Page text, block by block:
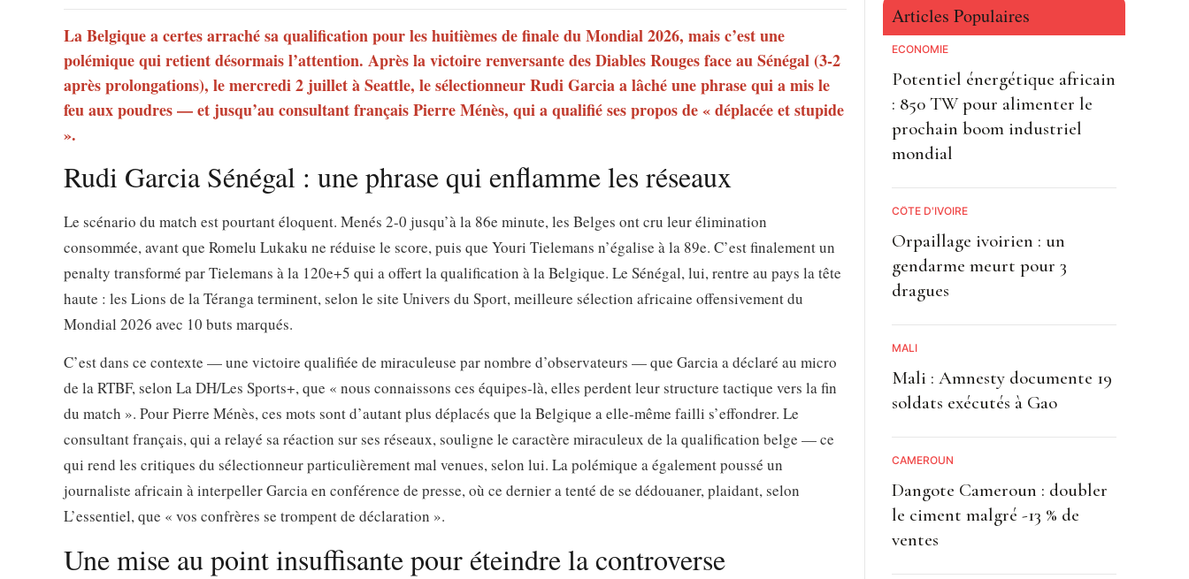
La Belgique a certes arraché sa qualification pour les huitièmes de finale du Mondial 2026, mais c’est une
polémique qui retient désormais l’attention. Après la victoire renversante des Diables Rouges face au Sénégal (3-2
après prolongations), le mercredi 2 juillet à Seattle, le sélectionneur Rudi Garcia a lâché une phrase qui a mis le
feu aux poudres — et jusqu’au consultant français Pierre Ménès, qui a qualifié ses propos de « déplacée et stupide
».
Rudi Garcia Sénégal : une phrase qui enflamme les réseaux
Le scénario du match est pourtant éloquent. Menés 2-0 jusqu’à la 86e minute, les Belges ont cru leur élimination
consommée, avant que Romelu Lukaku ne réduise le score, puis que Youri Tielemans n’égalise à la 89e. C’est finalement un
penalty transformé par Tielemans à la 120e+5 qui a offert la qualification à la Belgique. Le Sénégal, lui, rentre au pays la tête
haute : les Lions de la Téranga terminent, selon le site Univers du Sport, meilleure sélection africaine offensivement du
Mondial 2026 avec 10 buts marqués.
C’est dans ce contexte — une victoire qualifiée de miraculeuse par nombre d’observateurs — que Garcia a déclaré au micro
de la RTBF, selon La DH/Les Sports+, que « nous connaissons ces équipes-là, elles perdent leur structure tactique vers la fin
du match ». Pour Pierre Ménès, ces mots sont d’autant plus déplacés que la Belgique a elle-même failli s’effondrer. Le
consultant français, qui a relayé sa réaction sur ses réseaux, souligne le caractère miraculeux de la qualification belge — ce
qui rend les critiques du sélectionneur particulièrement mal venues, selon lui. La polémique a également poussé un
journaliste africain à interpeller Garcia en conférence de presse, où ce dernier a tenté de se dédouaner, plaidant, selon
L’essentiel, que « vos confrères se trompent de déclaration ».
Une mise au point insuffisante pour éteindre la controverse
Articles Populaires
ECONOMIE
Potentiel énergétique africain
: 850 TW pour alimenter le
prochain boom industriel
mondial
CÔTE D'IVOIRE
Orpaillage ivoirien : un
gendarme meurt pour 3
dragues
MALI
Mali : Amnesty documente 19
soldats exécutés à Gao
CAMEROUN
Dangote Cameroun : doubler
le ciment malgré -13 % de
ventes